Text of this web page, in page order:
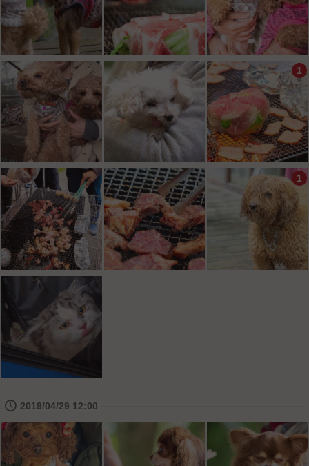
1
1
🕔 2019/04/29 12:00